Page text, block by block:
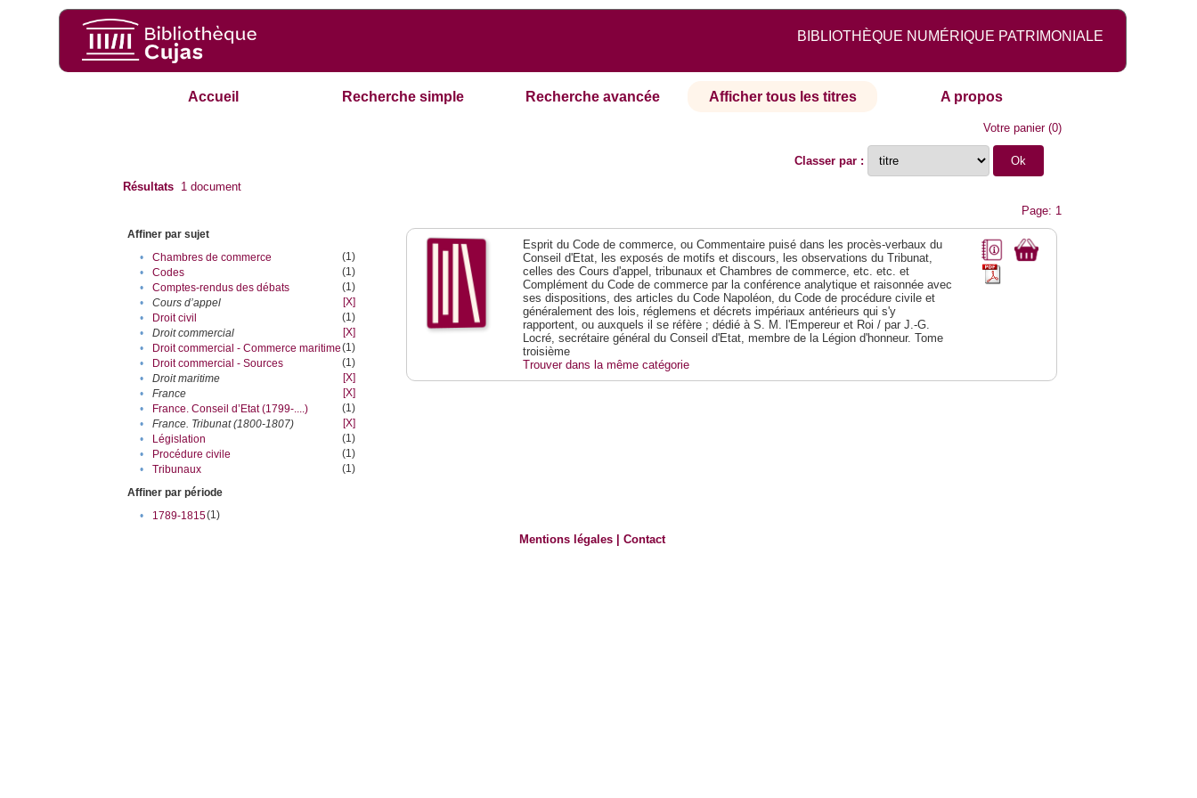
BIBLIOTHÈQUE NUMÉRIQUE PATRIMONIALE
Accueil Recherche simple Recherche avancée Afficher tous les titres A propos
Votre panier(0)
Classer par :
Résultats 1 document
Page: 1
Affiner par sujet
•
Chambres de commerce
(1)
•
Codes
(1)
•
Comptes-rendus des débats
(1)
•
Cours d’appel
[X]
•
Droit civil
(1)
•
Droit commercial
[X]
•
Droit commercial - Commerce maritime(1)
•
Droit commercial - Sources
(1)
•
Droit maritime
[X]
•
France
[X]
•
France. Conseil d’Etat (1799-....)
(1)
•
France. Tribunat (1800-1807)
[X]
•
Législation
(1)
•
Procédure civile
(1)
•
Tribunaux
(1)
Affiner par période
•
1789-1815(1)
Esprit du Code de commerce, ou Commentaire puisé dans les procès-verbaux du
Conseil d'Etat, les exposés de motifs et discours, les observations du Tribunat,
celles des Cours d'appel, tribunaux et Chambres de commerce, etc. etc. et
Complément du Code de commerce par la conférence analytique et raisonnée avec
ses dispositions, des articles du Code Napoléon, du Code de procédure civile et
généralement des lois, réglemens et décrets impériaux antérieurs qui s'y
rapportent, ou auxquels il se réfère ; dédié à S. M. l'Empereur et Roi / par J.-G.
Locré, secrétaire général du Conseil d'Etat, membre de la Légion d'honneur. Tome
troisième
Trouver dans la même catégorie
Mentions légales |Contact